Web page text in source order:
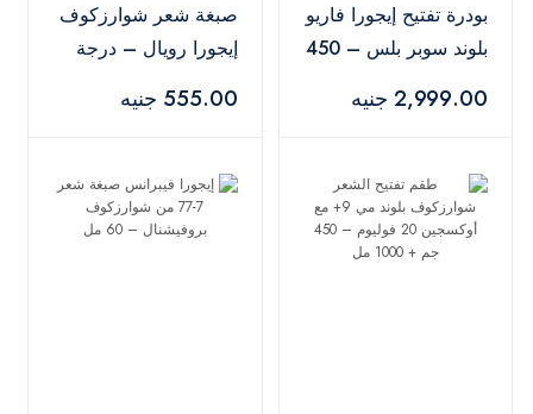
بودرة تفتيح إيجورا فاريو
بلوند سوبر بلس – 450
2,999.00 جنيه
صبغة شعر شوارزكوف
إيجورا رويال – درجة
555.00 جنيه